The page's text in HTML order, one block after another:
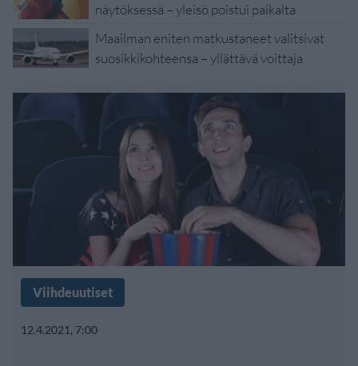
näytöksessä – yleisö poistui paikalta
Maailman eniten matkustaneet valitsivat
suosikkikohteensa – yllättävä voittaja
Viihdeuutiset
12.4.2021, 7:00